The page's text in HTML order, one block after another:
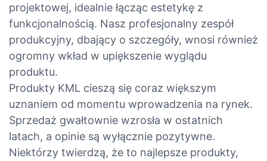
projektowej, idealnie łącząc estetykę z
funkcjonalnością. Nasz profesjonalny zespół
produkcyjny, dbający o szczegóły, wnosi również
ogromny wkład w upiększenie wyglądu
produktu.
Produkty KML cieszą się coraz większym
uznaniem od momentu wprowadzenia na rynek.
Sprzedaż gwałtownie wzrosła w ostatnich
latach, a opinie są wyłącznie pozytywne.
Niektórzy twierdzą, że to najlepsze produkty,